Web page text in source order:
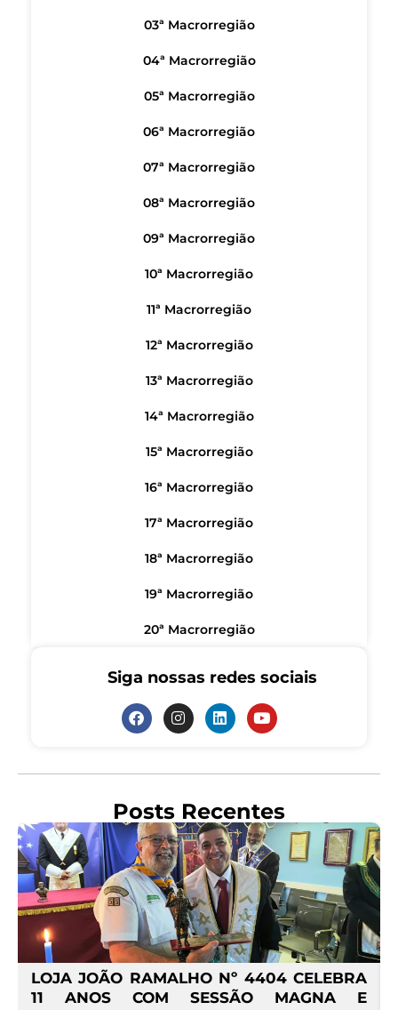
03ª Macrorregião
04ª Macrorregião
05ª Macrorregião
06ª Macrorregião
07ª Macrorregião
08ª Macrorregião
09ª Macrorregião
10ª Macrorregião
11ª Macrorregião
12ª Macrorregião
13ª Macrorregião
14ª Macrorregião
15ª Macrorregião
16ª Macrorregião
17ª Macrorregião
18ª Macrorregião
19ª Macrorregião
20ª Macrorregião
Siga nossas redes sociais
Posts Recentes
LOJA JOÃO RAMALHO Nº 4404 CELEBRA
11 ANOS COM SESSÃO MAGNA E